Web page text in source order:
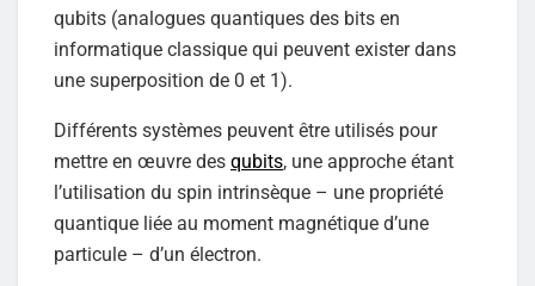
qubits (analogues quantiques des bits en
informatique classique qui peuvent exister dans
une superposition de 0 et 1).
Différents systèmes peuvent être utilisés pour
mettre en œuvre des qubits, une approche étant
l’utilisation du spin intrinsèque – une propriété
quantique liée au moment magnétique d’une
particule – d’un électron.